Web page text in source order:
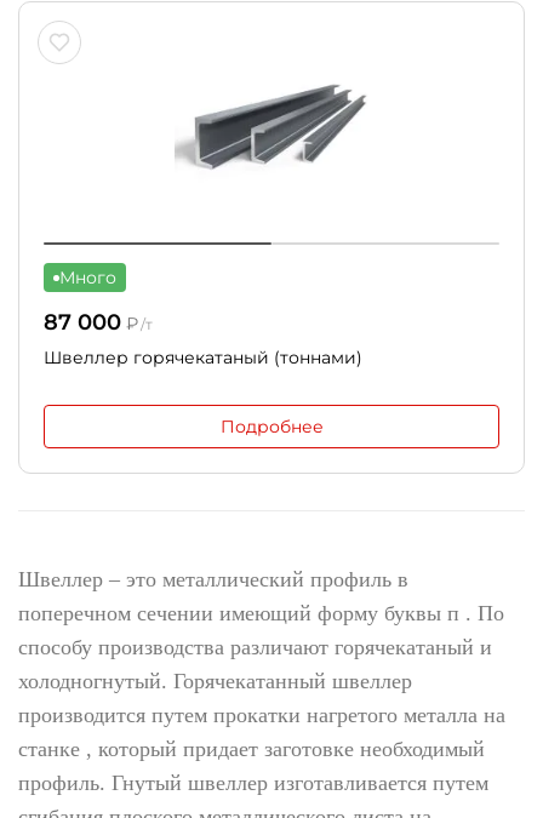
Много
87 000 ₽/т
Швеллер горячекатаный (тоннами)
Подробнее
Швеллер – это металлический профиль в
поперечном сечении имеющий форму буквы п . По
способу производства различают горячекатаный и
холодногнутый. Горячекатанный швеллер
производится путем прокатки нагретого металла на
станке , который придает заготовке необходимый
профиль. Гнутый швеллер изготавливается путем